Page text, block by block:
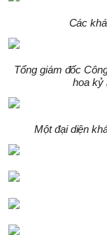
Các
Tổng giám đốc
hoa kỷ
Một đại diện